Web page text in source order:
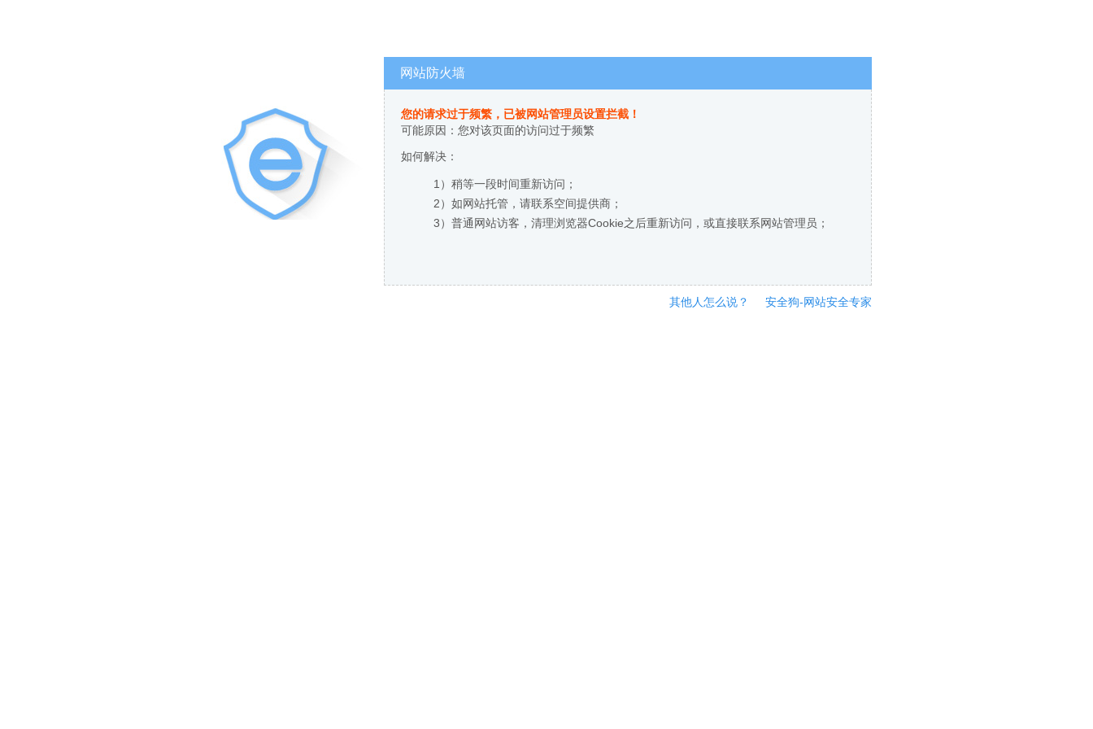
网站防火墙
您的请求过于频繁，已被网站管理员设置拦截！
可能原因：您对该页面的访问过于频繁
如何解决：
1）稍等一段时间重新访问；
2）如网站托管，请联系空间提供商；
3）普通网站访客，清理浏览器Cookie之后重新访问，或直接联系网站管理员；
其他人怎么说？ 安全狗-网站安全专家